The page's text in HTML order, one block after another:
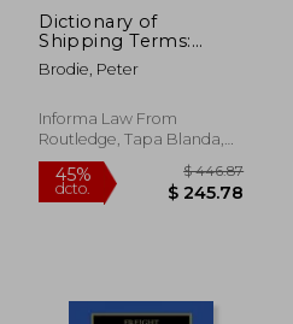
Dictionary of
Shipping Terms:
French-English and
English-French (en
Brodie, Peter
Informa Law From
Routledge, Tapa Blanda,
Nuevo